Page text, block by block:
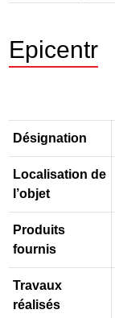
Epicentr
Désignation
Localisation de
l’objet
Produits
fournis
Travaux
réalisés